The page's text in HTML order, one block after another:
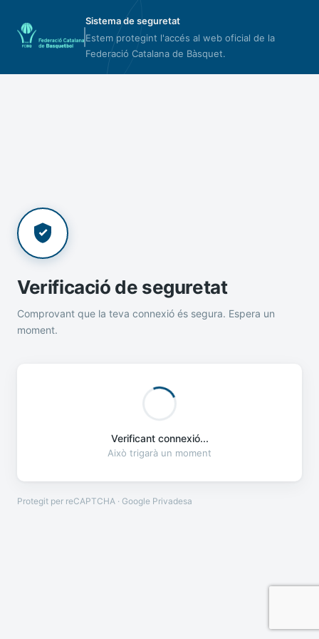
Sistema de seguretat
Estem protegint l'accés al web oficial de la
Federació Catalana de Bàsquet.
Verificació de seguretat
Comprovant que la teva connexió és segura. Espera un
moment.
Verificant connexió...
Això trigarà un moment
Protegit per reCAPTCHA · Google Privadesa